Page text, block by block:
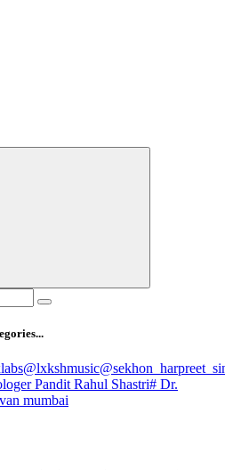
@lxkshmusic
Pandit Rahul Shastri# Dr.
mumbai